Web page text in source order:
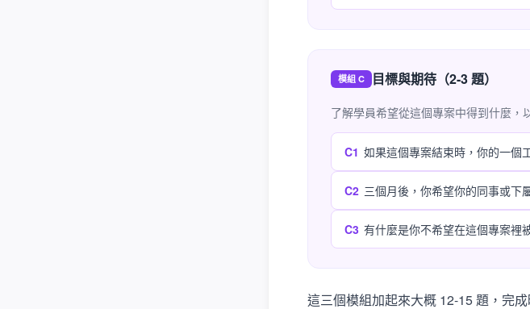
模組 C 目標與期待（2-3 題）
了解學員希望從這個專案中得到什麼，
C1 如果這個專案結束時，你的一個
C2 三個月後，你希望你的同事或下
C3 有什麼是你不希望在這個專案裡
這三個模組加起來大概 12-15 題，完